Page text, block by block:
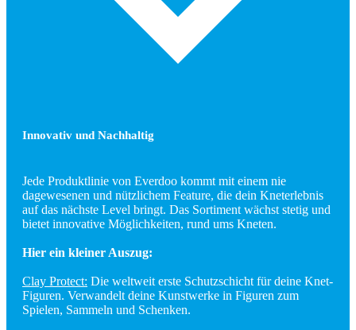
Innovativ und Nachhaltig
Jede Produktlinie von Everdoo kommt mit einem nie
dagewesenen und nützlichem Feature, die dein Kneterlebnis
auf das nächste Level bringt. Das Sortiment wächst stetig und
bietet innovative Möglichkeiten, rund ums Kneten.
Hier ein kleiner Auszug:
Clay Protect: Die weltweit erste Schutzschicht für deine Knet-
Figuren. Verwandelt deine Kunstwerke in Figuren zum
Spielen, Sammeln und Schenken.